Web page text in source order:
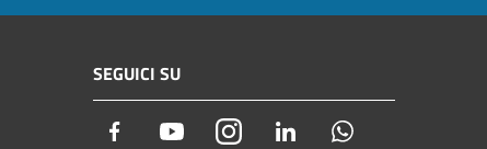
SEGUICI SU
Facebook YoutubeInstagramLinkedIn